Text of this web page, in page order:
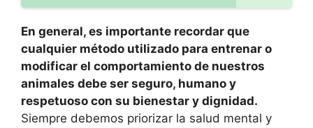
En general, es importante recordar que
cualquier método utilizado para entrenar o
modificar el comportamiento de nuestros
animales debe ser seguro, humano y
respetuoso con su bienestar y dignidad.
Siempre debemos priorizar la salud mental y